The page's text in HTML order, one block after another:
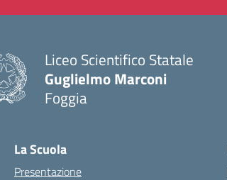
Liceo Scientifico Statale
Guglielmo Marconi
Foggia
La Scuola
Presentazione